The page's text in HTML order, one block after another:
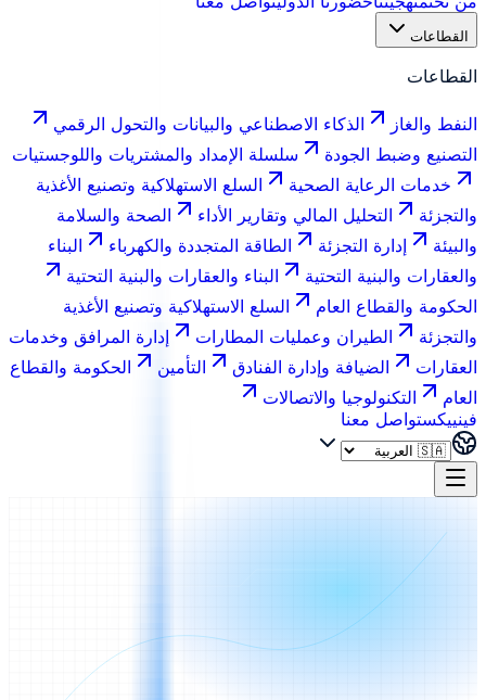
القطاعات
القطاعات
النفط والغاز
الذكاء الاصطناعي والبيانات والتحول الرقمي
التصنيع وضبط الجودة
سلسلة الإمداد والمشتريات واللوجستيات
خدمات الرعاية الصحية
السلع الاستهلاكية وتصنيع الأغذية
والتجزئة
التحليل المالي وتقارير الأداء
الصحة والسلامة
والبيئة
إدارة التجزئة الطاقة المتجددة والكهرباء
البناء
والعقارات والبنية التحتية
البناء والعقارات والبنية التحتية
الحكومة والقطاع العام
السلع الاستهلاكية وتصنيع الأغذية
والتجزئة
الطيران وعمليات المطارات
إدارة المرافق وخدمات
العقارات
الضيافة وإدارة الفنادق التأمين
الحكومة والقطاع
العام
التكنولوجيا والاتصالات
فينييكستواصل معنا